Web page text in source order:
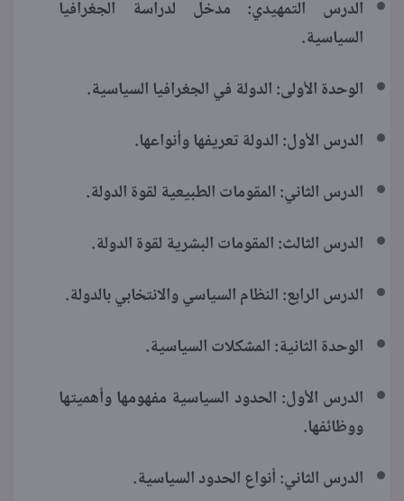
الدرس التمهيدي: مدخل لدراسة الجغرافيا
السياسية.
الوحدة الأولى: الدولة في الجغرافيا السياسية.
الدرس الأول: الدولة تعريفها وأنواعها.
الدرس الثاني: المقومات الطبيعية لقوة الدولة.
الدرس الثالث: المقومات البشرية لقوة الدولة.
الدرس الرابع: النظام السياسي والانتخابي بالدولة.
الوحدة الثانية: المشكلات السياسية.
الدرس الأول: الحدود السياسية مفهومها وأهميتها
ووظائفها.
الدرس الثاني: أنواع الحدود السياسية.